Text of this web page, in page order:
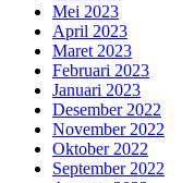
Mei 2023
April 2023
Maret 2023
Februari 2023
Januari 2023
Desember 2022
November 2022
Oktober 2022
September 2022